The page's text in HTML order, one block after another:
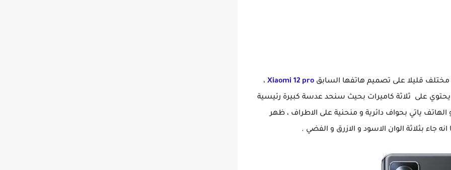
قليلا على تصميم هاتفها السابق Xiaomi 12 pro ،
على ثلاثة كاميرات بحيث سنحد عدسة كبيرة رئيسية
ياتي بحواف دائرية و منحنية على الاطراف ، ظهر
جاء بثلاثة الوان الاسود و الازرق و الفضي .